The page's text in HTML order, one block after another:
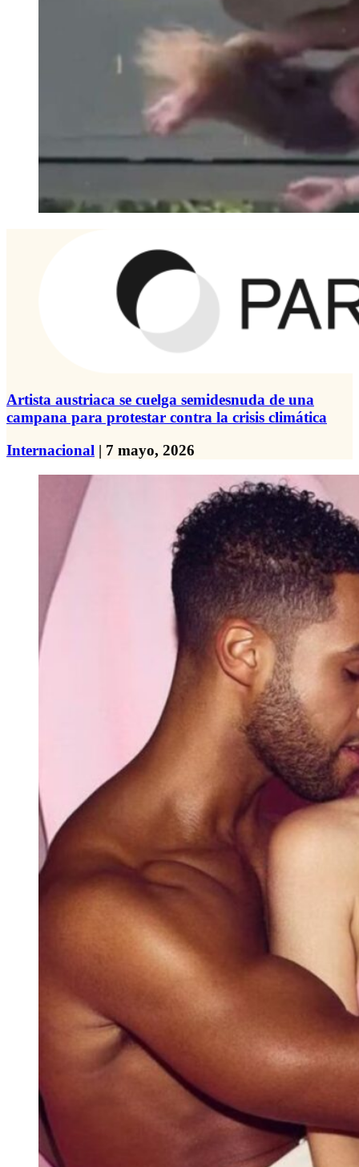
Artista austriaca se cuelga semidesnuda de una
campana para protestar contra la crisis climática
Internacional | 7 mayo, 2026